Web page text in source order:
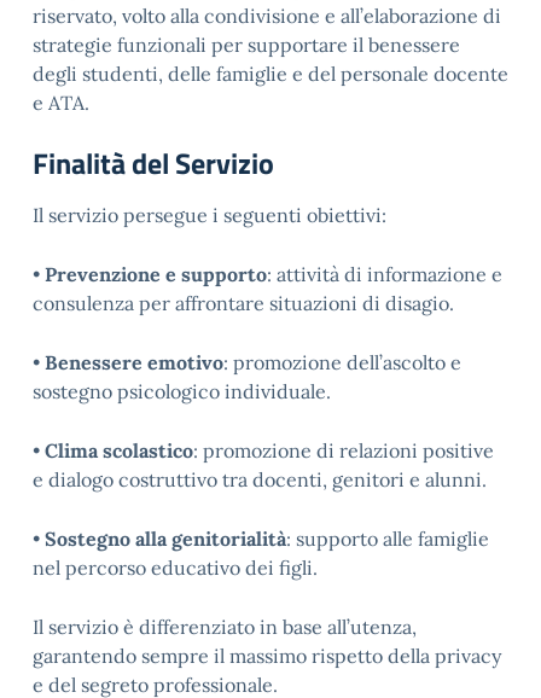
riservato, volto alla condivisione e all’elaborazione di
strategie funzionali per supportare il benessere
degli studenti, delle famiglie e del personale docente
e ATA.
Finalità del Servizio
Il servizio persegue i seguenti obiettivi:
• Prevenzione e supporto: attività di informazione e
consulenza per affrontare situazioni di disagio.
• Benessere emotivo: promozione dell’ascolto e
sostegno psicologico individuale.
• Clima scolastico: promozione di relazioni positive
e dialogo costruttivo tra docenti, genitori e alunni.
• Sostegno alla genitorialità: supporto alle famiglie
nel percorso educativo dei figli.
Il servizio è differenziato in base all’utenza,
garantendo sempre il massimo rispetto della privacy
e del segreto professionale.